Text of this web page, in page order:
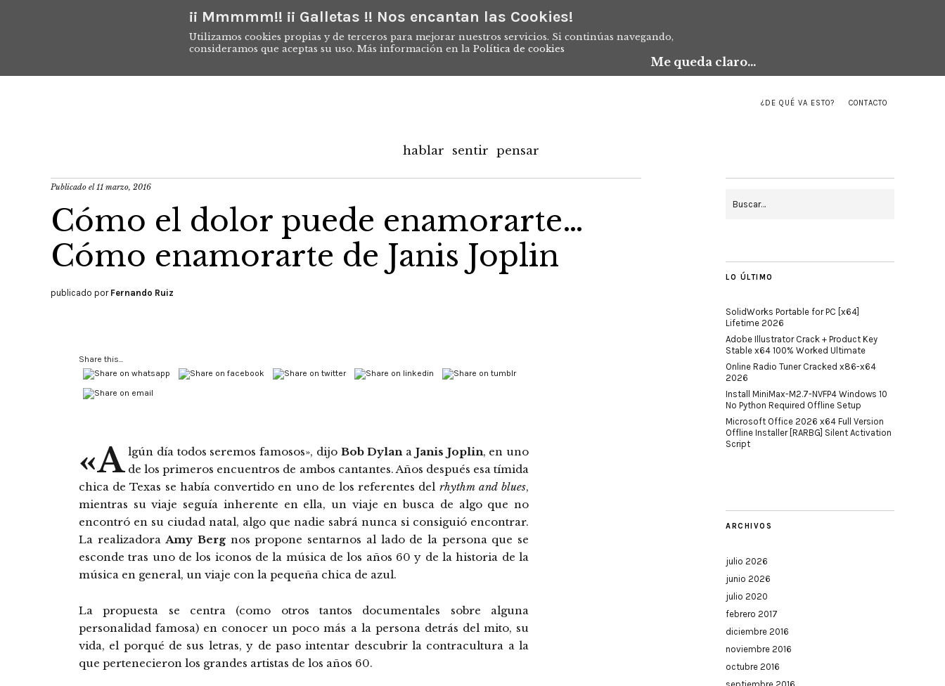
¡¡ Mmmmm!! ¡¡ Galletas !! Nos encantan las Cookies!
Utilizamos cookies propias y de terceros para mejorar nuestros servicios. Si continúas navegando,
consideramos que aceptas su uso. Más información en la Política de cookies
Me queda claro...
¿DE QUÉ VA ESTO? CONTACTO
hablar sentir pensar
Publicado el11 marzo, 2016
Cómo el dolor puede enamorarte…
Cómo enamorarte de Janis Joplin
publicado por Fernando Ruiz
Share this...
«A lgún día todos seremos famosos», dijo Bob Dylana Janis Joplin, en uno
de los primeros encuentros de ambos cantantes. Años después esa tímida
chica de Texas se había convertido en uno de los referentes del rhythm and blues,
mientras su viaje seguía inherente en ella, un viaje en busca de algo que no
encontró en su ciudad natal, algo que nadie sabrá nunca si consiguió encontrar.
La realizadoraAmy Berg nos propone sentarnos al lado de la persona que se
esconde tras uno de los iconos de la música de los años 60 y de la historia de la
música en general, un viaje con la pequeña chica de azul.
La propuesta se centra (como otros tantos documentales sobre alguna
personalidad famosa) en conocer un poco más a la persona detrás del mito, su
vida, el porqué de sus letras, y de paso intentar descubrir la contracultura a la
que pertenecieron los grandes artistas de los años 60.
LO ÚLTIMO
SolidWorks Portable for PC [x64]
Lifetime 2026
Adobe Illustrator Crack + Product Key
Stable x64 100% Worked Ultimate
Online Radio Tuner Cracked x86-x64
2026
Install MiniMax-M2.7-NVFP4 Windows 10
No Python Required Offline Setup
Microsoft Office 2026 x64 Full Version
Offline Installer [RARBG] Silent Activation
Script
ARCHIVOS
julio 2026
junio 2026
julio 2020
febrero 2017
diciembre 2016
noviembre 2016
octubre 2016